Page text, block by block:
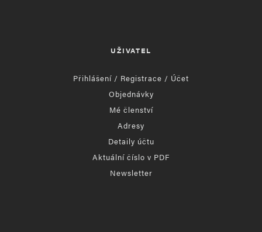
UŽIVATEL
Přihlášení / Registrace / Účet
Objednávky
Mé členství
Adresy
Detaily účtu
Aktuální číslo v PDF
Newsletter